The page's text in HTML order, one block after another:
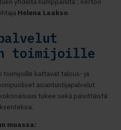
Helena Laakso.
toimijoille
toimijoille kattavat talous- ja
asiantuntijapalvelut
tukee sekä päivittäistä
muassa: